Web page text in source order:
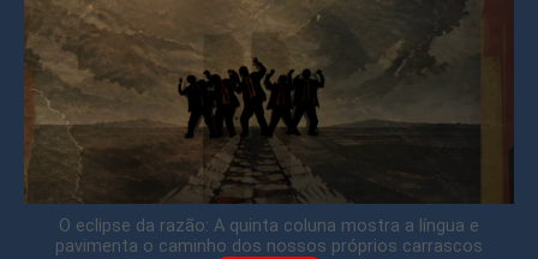
O eclipse da razão: A quinta coluna mostra a língua e
pavimenta o caminho dos nossos próprios carrascos